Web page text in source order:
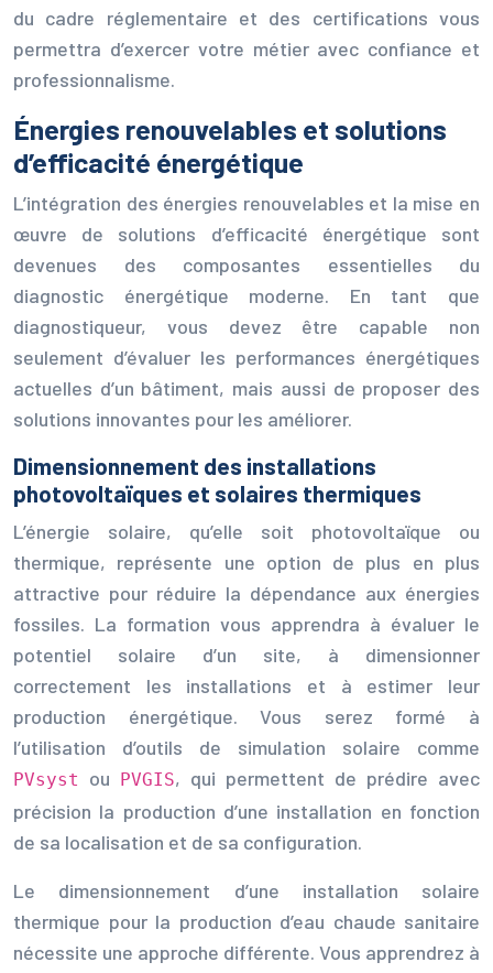
du cadre réglementaire et des certifications vous
permettra d’exercer votre métier avec confiance et
professionnalisme.
Énergies renouvelables et solutions
d’efficacité énergétique
L’intégration des énergies renouvelables et la mise en
œuvre de solutions d’efficacité énergétique sont
devenues des composantes essentielles du
diagnostic énergétique moderne. En tant que
diagnostiqueur, vous devez être capable non
seulement d’évaluer les performances énergétiques
actuelles d’un bâtiment, mais aussi de proposer des
solutions innovantes pour les améliorer.
Dimensionnement des installations
photovoltaïques et solaires thermiques
L’énergie solaire, qu’elle soit photovoltaïque ou
thermique, représente une option de plus en plus
attractive pour réduire la dépendance aux énergies
fossiles. La formation vous apprendra à évaluer le
potentiel solaire d’un site, à dimensionner
correctement les installations et à estimer leur
production énergétique. Vous serez formé à
l’utilisation d’outils de simulation solaire comme
PVsyst ou PVGIS, qui permettent de prédire avec
précision la production d’une installation en fonction
de sa localisation et de sa configuration.
Le dimensionnement d’une installation solaire
thermique pour la production d’eau chaude sanitaire
nécessite une approche différente. Vous apprendrez à